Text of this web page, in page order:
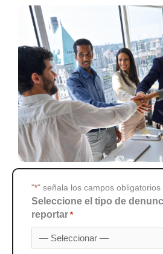
"*" señala los campos obligatorios
Seleccione el tipo de
reportar *